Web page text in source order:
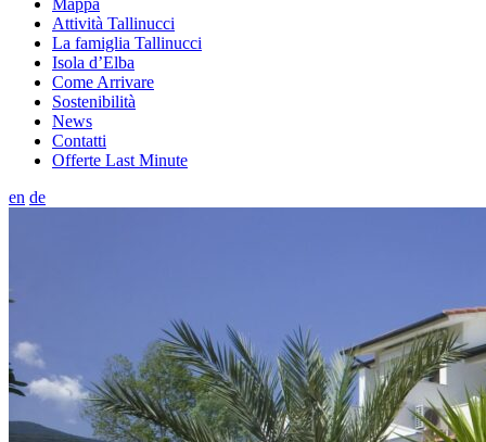
Mappa
Attività Tallinucci
La famiglia Tallinucci
Isola d’Elba
Come Arrivare
Sostenibilità
News
Contatti
Offerte Last Minute
en de